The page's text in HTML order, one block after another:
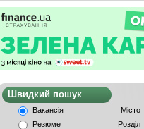
Швидкий
Вакансія
Місто
Резюме
Розділ